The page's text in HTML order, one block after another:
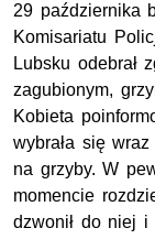
29 października
Komisariatu
Lubsku odebrał
zagubionym,
Kobieta
wybrała się
na grzyby. W
momencie
dzwonił do niej i